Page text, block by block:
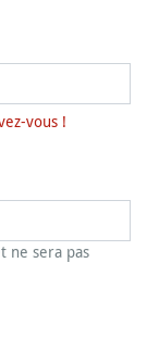
vous !
ne sera pas